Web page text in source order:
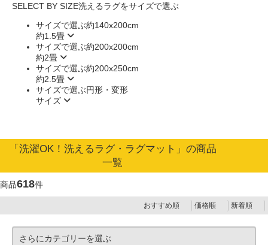
SELECT BY SIZE洗えるラグをサイズで選ぶ
サイズで選ぶ約140x200cm
約1.5畳
サイズで選ぶ約200x200cm
約2畳
サイズで選ぶ約200x250cm
約2.5畳
サイズで選ぶ円形・変形
サイズ
「洗濯OK！洗えるラグ・ラグマット」の商品
一覧
商品618件
おすすめ順 価格順 新着順
さらにカテゴリーを選ぶ